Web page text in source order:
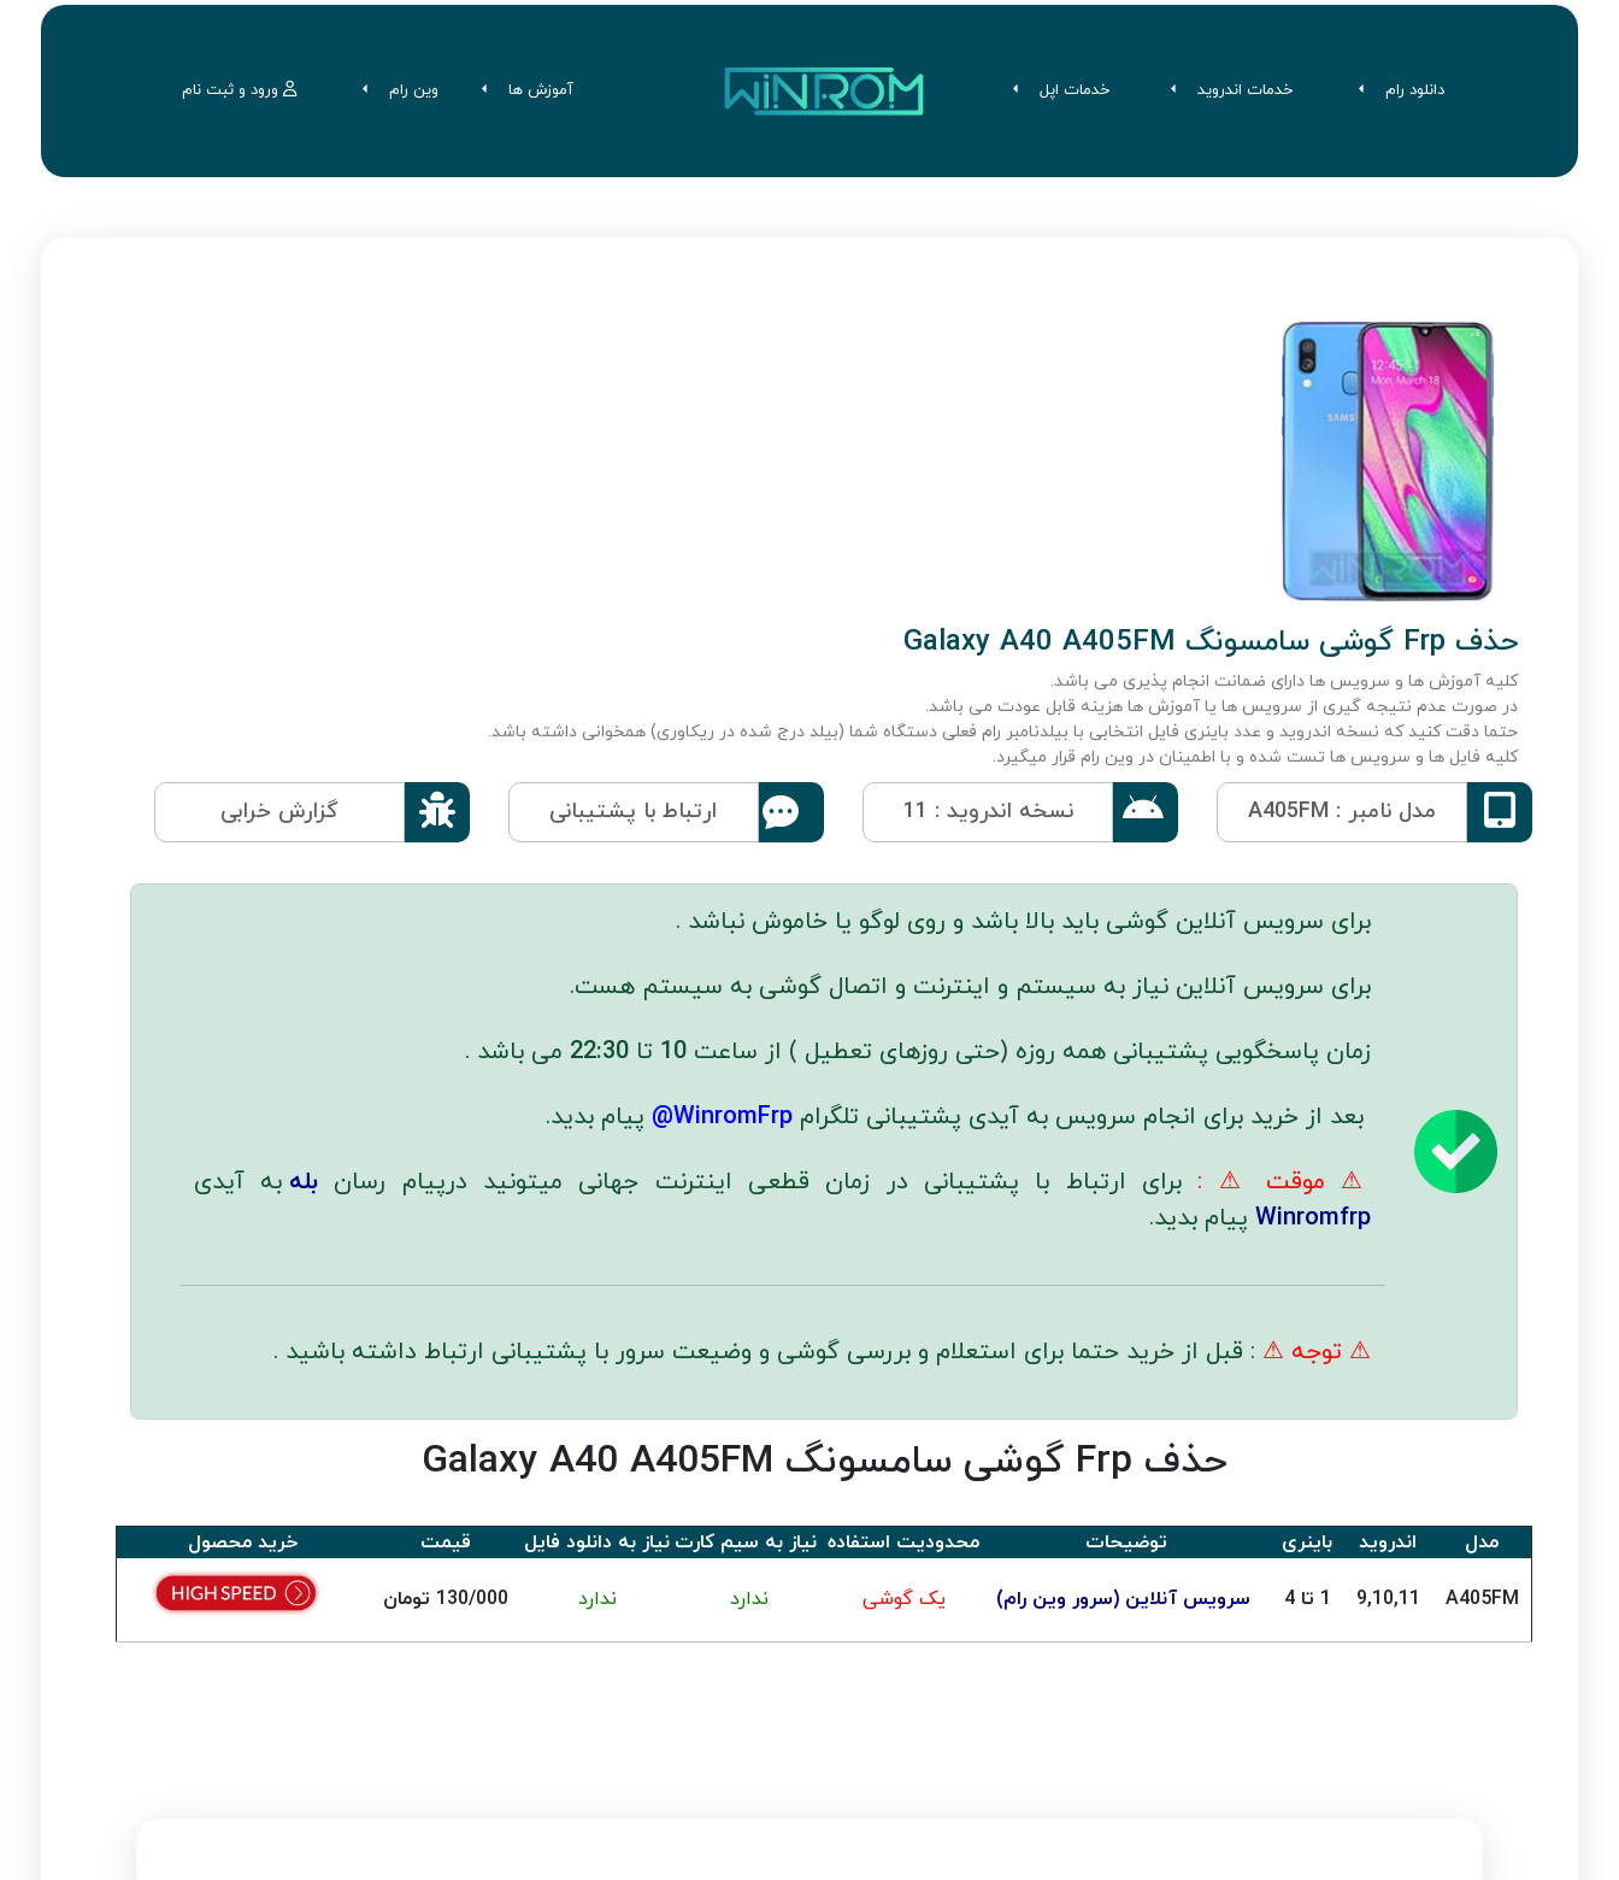
دانلود رام خدمات اندروید خدمات اپل آموزش ها وین رام ورود و ثبت نام
حذف Frp گوشی سامسونگ Galaxy A40 A405FM
کلیه آموزش ها و سرویس ها دارای ضمانت انجام پذیری می باشد.
در صورت عدم نتیجه گیری از سرویس ها یا آموزش ها هزینه قابل عودت می باشد.
حتما دقت کنید که نسخه اندروید و عدد باینری فایل انتخابی با بیلدنامبر رام فعلی دستگاه شما (بیلد درج شده در ریکاوری) همخوانی داشته باشد.
کلیه فایل ها و سرویس ها تست شده و با اطمینان در وین رام قرار میگیرد.
 مدل نامبر : A405FM  نسخه اندروید : 11 ارتباط با پشتیبانی  گزارش خرابی
برای سرویس آنلاین گوشی باید بالا باشد و روی لوگو یا خاموش نباشد .
برای سرویس آنلاین نیاز به سیستم و اینترنت و اتصال گوشی به سیستم هست.
زمان پاسخگویی پشتیبانی همه روزه (حتی روزهای تعطیل ) از ساعت 10 تا 22:30 می باشد .
بعد از خرید برای انجام سرویس به آیدی پشتیبانی تلگرام WinromFrp@
پیام بدید.
⚠ موقت ⚠ : برای ارتباط با پشتیبانی در زمان قطعی اینترنت جهانی میتونید درپیام رسانبله به آیدی
Winromfrp پیام بدید.
⚠ توجه ⚠ : قبل از خرید حتما برای استعلام و بررسی گوشی و وضیعت سرور با پشتیبانی ارتباط داشته باشید .
حذف Frp گوشی سامسونگ Galaxy A40 A405FM
مدل اندروید باینری توضیحات محدودیت استفاده نیاز به سیم کارت نیاز به دانلود فایل قیمت خرید محصول
A405FM
9,10,11 1 تا 4 سرویس آنلاین (سرور وین رام) یک گوشی ندارد ندارد 130/000 تومان